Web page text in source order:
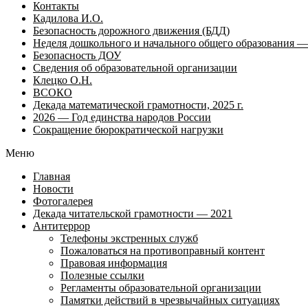
Контакты
Кадилова И.О.
Безопасность дорожного движения (БДД)
Неделя дошкольного и начального общего образования —
Безопасность ДОУ
Сведения об образовательной организации
Клецко О.Н.
ВСОКО
Декада математической грамотности, 2025 г.
2026 — Год единства народов России
Сокращение бюрократической нагрузки
Меню
Главная
Новости
Фотогалерея
Декада читательской грамотности — 2021
Антитеррор
Телефоны экстренных служб
Пожаловаться на противоправный контент
Правовая информация
Полезные ссылки
Регламенты образовательной организации
Памятки действий в чрезвычайных ситуациях